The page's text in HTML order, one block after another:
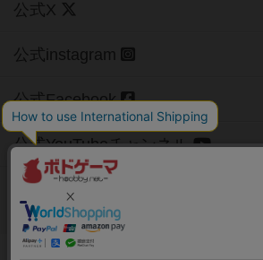
公式X
公式instagram
公式Facebook
公式YouTubeチャンネル